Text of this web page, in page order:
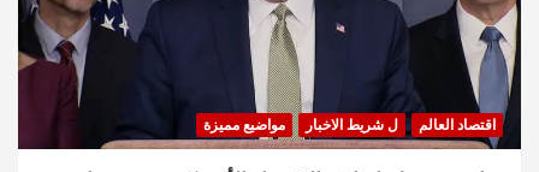
اقتصاد العالم ل شريط الاخبار مواضيع مميزة